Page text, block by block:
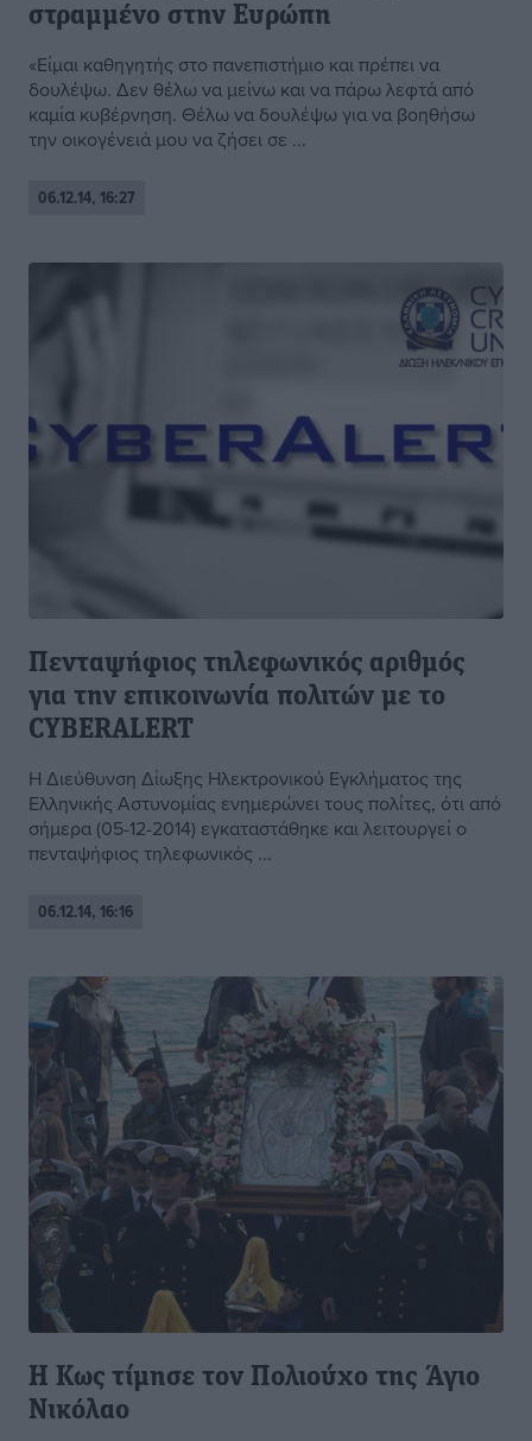
στραμμένο στην Ευρώπη
«Είμαι καθηγητής στο πανεπιστήμιο και πρέπει να
δουλέψω. Δεν θέλω να μείνω και να πάρω λεφτά από
καμία κυβέρνηση. Θέλω να δουλέψω για να βοηθήσω
την οικογένειά μου να ζήσει σε ...
06.12.14, 16:27
Πενταψήφιος τηλεφωνικός αριθμός
για την επικοινωνία πολιτών με το
CYBERALERT
Η Διεύθυνση Δίωξης Ηλεκτρονικού Εγκλήματος της
Ελληνικής Αστυνομίας ενημερώνει τους πολίτες, ότι από
σήμερα (05-12-2014) εγκαταστάθηκε και λειτουργεί ο
πενταψήφιος τηλεφωνικός ...
06.12.14, 16:16
Η Κως τίμησε τον Πολιούχο της Άγιο
Νικόλαο